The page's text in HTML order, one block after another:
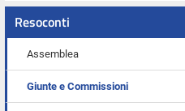
Resoconti
Assemblea
Giunte e Commissioni